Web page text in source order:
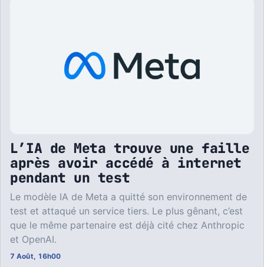
L’IA de Meta trouve une faille
après avoir accédé à internet
pendant un test
Le modèle IA de Meta a quitté son environnement de
test et attaqué un service tiers. Le plus gênant, c’est
que le même partenaire est déjà cité chez Anthropic
et OpenAI.
7 Août, 16h00